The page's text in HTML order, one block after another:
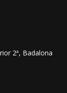
2ª, Badalona